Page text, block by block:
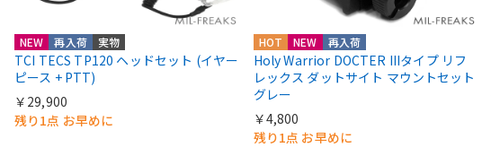
NEW 再入荷 実物
TCI TECS TP120 ヘッドセット (イヤー
ピース + PTT)
￥29,900
残り1点 お早めに
HOT NEW 再入荷
Holy Warrior DOCTER IIIタイプ リフ
レックス ダットサイト マウントセット
グレー
￥4,800
残り1点 お早めに